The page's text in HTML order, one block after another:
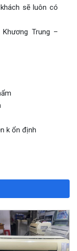
sẽ luôn có
Trung –
k ổn định